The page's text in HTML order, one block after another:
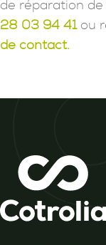
de réparation
28 03 94 41ou
de contact.